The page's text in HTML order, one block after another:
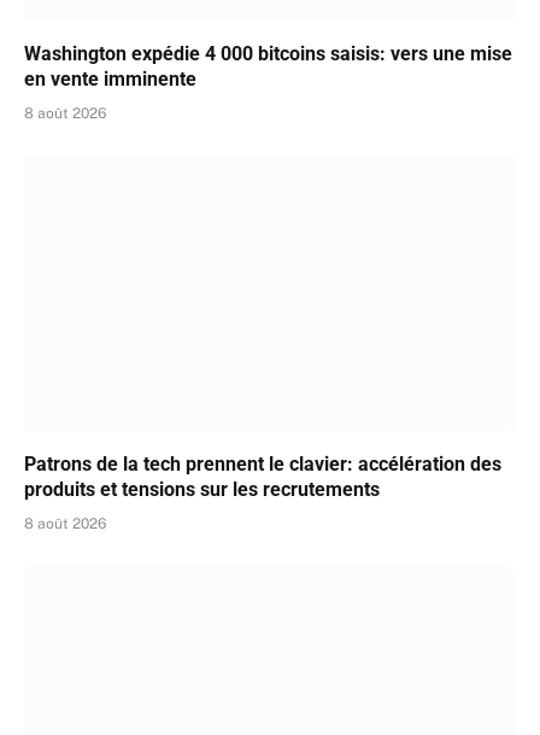
Washington expédie 4 000 bitcoins saisis: vers une mise
en vente imminente
8 août 2026
Patrons de la tech prennent le clavier: accélération des
produits et tensions sur les recrutements
8 août 2026